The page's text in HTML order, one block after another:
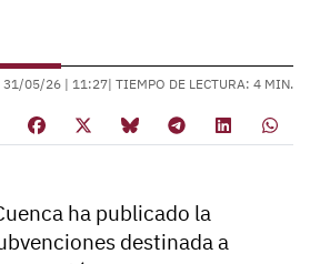
31/05/26 | 11:27| TIEMPO DE LECTURA: 4 MIN.
ha publicado la
destinada a